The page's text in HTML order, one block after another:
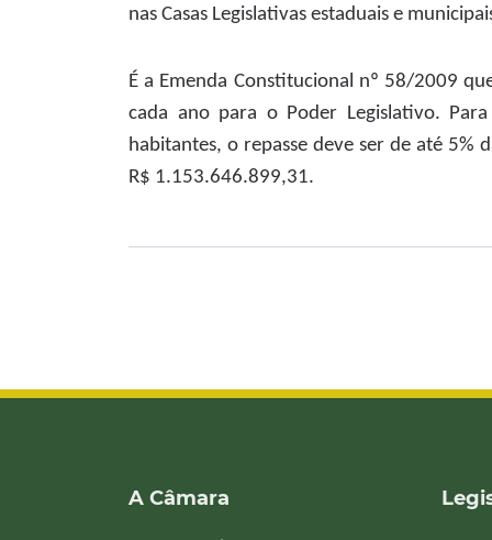
nas Casas Legislativas estaduais e
É a Emenda Constitucional nº 58/2009
cada ano para o Poder Legislativo.
habitantes, o repasse deve ser de até
R$ 1.153.646.899,31.
A Câmara